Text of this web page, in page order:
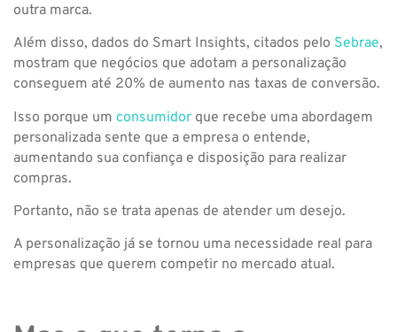
outra marca.
Além disso, dados do Smart Insights, citados pelo Sebrae,
mostram que negócios que adotam a personalização
conseguem até 20% de aumento nas taxas de conversão.
Isso porque um consumidor que recebe uma abordagem
personalizada sente que a empresa o entende,
aumentando sua confiança e disposição para realizar
compras.
Portanto, não se trata apenas de atender um desejo.
A personalização já se tornou uma necessidade real para
empresas que querem competir no mercado atual.